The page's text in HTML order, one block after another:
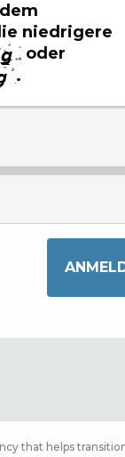
niedrigere
oder
.
that helps